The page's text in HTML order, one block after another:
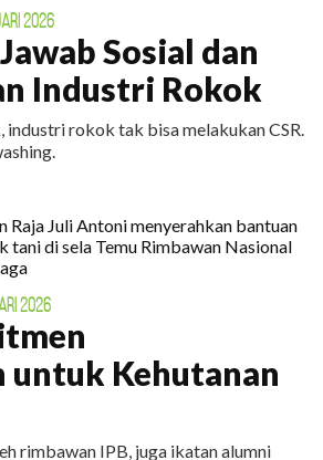
2026
Sosial dan
Industri Rokok
industri rokok tak bisa melakukan CSR.
2026
untuk Kehutanan
rimbawan IPB, juga ikatan alumni